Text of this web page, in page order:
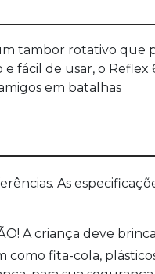
tambor rotativo que
fácil de usar, o Reflex
em batalhas
As
A criança deve
como fita-cola,